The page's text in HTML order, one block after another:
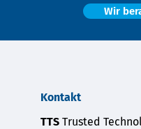
Wir
Kontakt
TTS Trusted